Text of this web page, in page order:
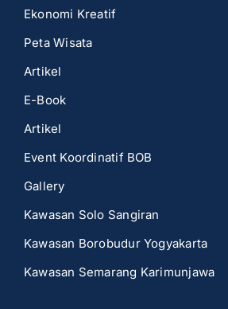
Ekonomi Kreatif
Peta Wisata
Artikel
E-Book
Artikel
Event Koordinatif BOB
Gallery
Kawasan Solo Sangiran
Kawasan Borobudur Yogyakarta
Kawasan Semarang Karimunjawa